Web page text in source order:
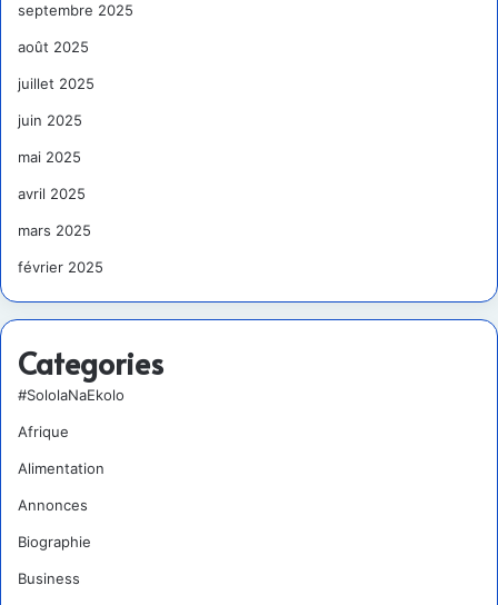
septembre 2025
août 2025
juillet 2025
juin 2025
mai 2025
avril 2025
mars 2025
février 2025
Categories
#SololaNaEkolo
Afrique
Alimentation
Annonces
Biographie
Business